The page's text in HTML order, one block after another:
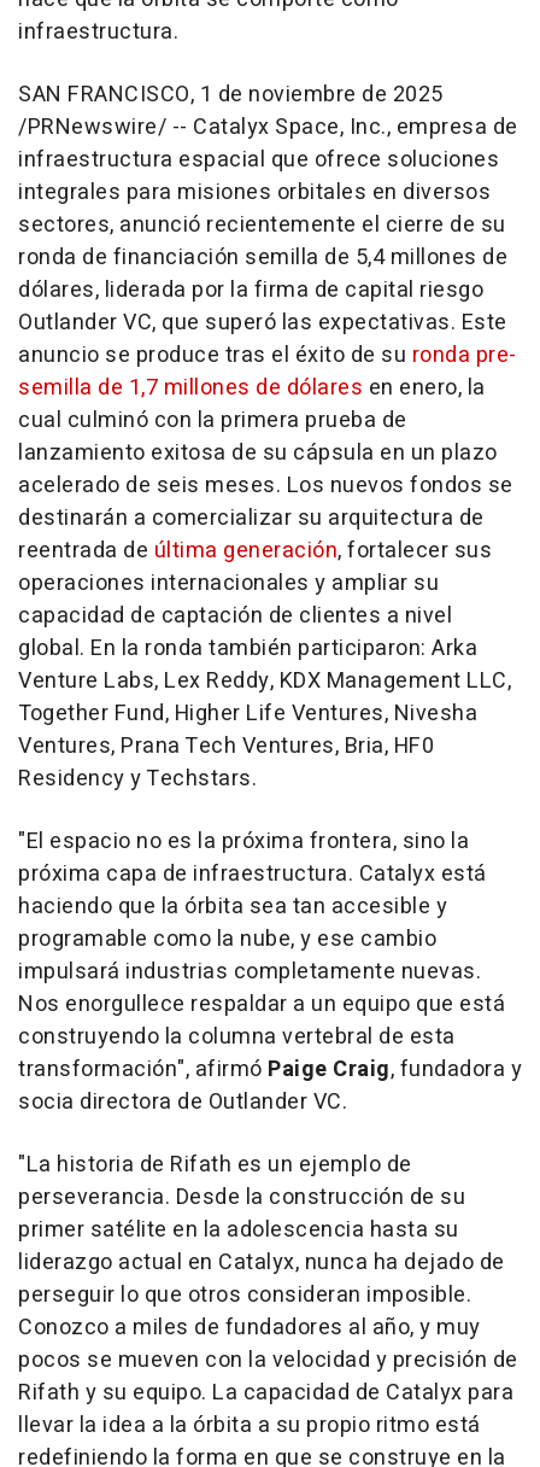
infraestructura.
SAN FRANCISCO, 1 de noviembre de 2025
/PRNewswire/ -- Catalyx Space, Inc., empresa de
infraestructura espacial que ofrece soluciones
integrales para misiones orbitales en diversos
sectores, anunció recientemente el cierre de su
ronda de financiación semilla de 5,4 millones de
dólares, liderada por la firma de capital riesgo
Outlander VC, que superó las expectativas. Este
anuncio se produce tras el éxito de su ronda pre-
semilla de 1,7 millones de dólares en enero, la
cual culminó con la primera prueba de
lanzamiento exitosa de su cápsula en un plazo
acelerado de seis meses. Los nuevos fondos se
destinarán a comercializar su arquitectura de
reentrada de última generación, fortalecer sus
operaciones internacionales y ampliar su
capacidad de captación de clientes a nivel
global. En la ronda también participaron: Arka
Venture Labs, Lex Reddy, KDX Management LLC,
Together Fund, Higher Life Ventures, Nivesha
Ventures, Prana Tech Ventures, Bria, HF0
Residency y Techstars.
"El espacio no es la próxima frontera, sino la
próxima capa de infraestructura. Catalyx está
haciendo que la órbita sea tan accesible y
programable como la nube, y ese cambio
impulsará industrias completamente nuevas.
Nos enorgullece respaldar a un equipo que está
construyendo la columna vertebral de esta
transformación", afirmó Paige Craig, fundadora y
socia directora de Outlander VC.
"La historia de Rifath es un ejemplo de
perseverancia. Desde la construcción de su
primer satélite en la adolescencia hasta su
liderazgo actual en Catalyx, nunca ha dejado de
perseguir lo que otros consideran imposible.
Conozco a miles de fundadores al año, y muy
pocos se mueven con la velocidad y precisión de
Rifath y su equipo. La capacidad de Catalyx para
llevar la idea a la órbita a su propio ritmo está
redefiniendo la forma en que se construye en la